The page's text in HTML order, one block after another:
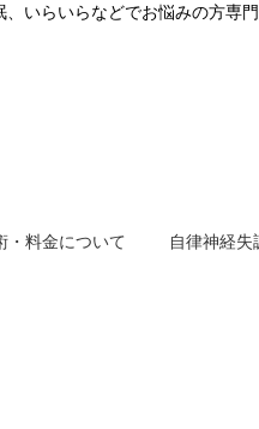
いらいらなどでお悩みの方専
・料金について 自律神経失